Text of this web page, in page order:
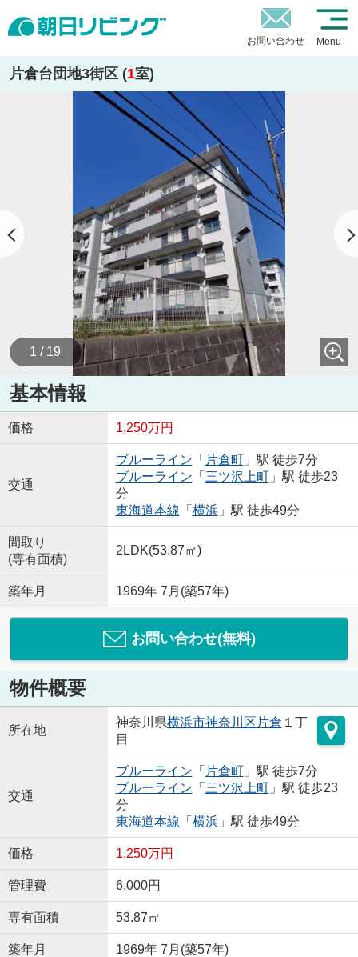
お問い合わせ Menu
片倉台団地3街区 (1室)
1 / 19
基本情報
価格 1,250万円
交通
ブルーライン 「 片倉町」駅 徒歩7分
ブルーライン 「 三ツ沢上町」駅 徒歩23
分
東海道本線 「 横浜」駅 徒歩49分
間取り
(専有面積)
2LDK(53.87㎡)
築年月 1969年 7月(築57年)
お問い合わせ(無料)
物件概要
所在地
神奈川県横浜市神奈川区 片倉 １丁
目
交通
ブルーライン 「 片倉町」駅 徒歩7分
ブルーライン 「 三ツ沢上町」駅 徒歩23
分
東海道本線 「 横浜」駅 徒歩49分
価格 1,250万円
管理費 6,000円
専有面積 53.87㎡
築年月 1969年 7月(築57年)